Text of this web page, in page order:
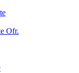
Ofr.